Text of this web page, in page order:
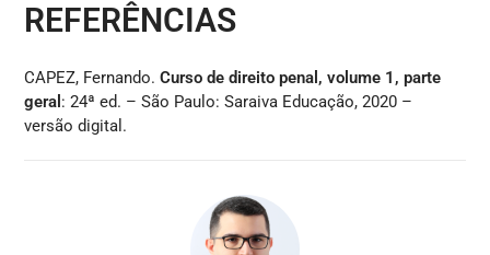
REFERÊNCIAS
CAPEZ, Fernando.Curso de direito penal, volume 1, parte
geral : 24ª ed. – São Paulo: Saraiva Educação, 2020 –
versão digital.